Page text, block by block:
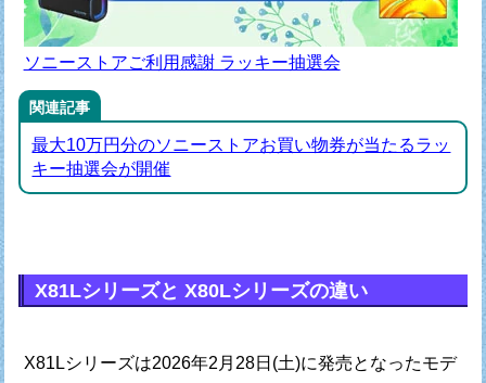
ソニーストアご利用感謝 ラッキー抽選会
関連記事
最大10万円分のソニーストアお買い物券が当たるラッ
キー抽選会が開催
X81Lシリーズと X80Lシリーズの違い
X81Lシリーズは2026年2月28日(土)に発売となったモデ